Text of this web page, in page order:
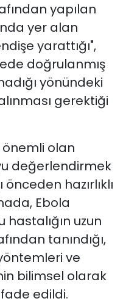
yapılan
yer alan
yarattığı",
doğrulanmış
yönündeki
gerektiği
önemli olan
değerlendirmek
hazırlıklı
Ebola
uzun
tanındığı,
ve
bilimsel olarak
edildi.